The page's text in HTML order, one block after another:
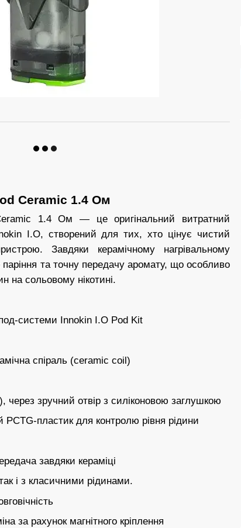
Ceramic 1.4 Ом
1.4 Ом — це оригінальний витратний
I.O, створений для тих, хто цінує чистий
Завдяки керамічному нагрівальному
та точну передачу аромату, що особливо
на сольовому нікотині.
системи Innokin I.O Pod Kit
спіраль (ceramic coil)
зручний отвір з силіконовою заглушкою
PCTG-пластик для контролю рівня рідини
завдяки кераміці
і з класичними рідинами.
за рахунок магнітного кріплення